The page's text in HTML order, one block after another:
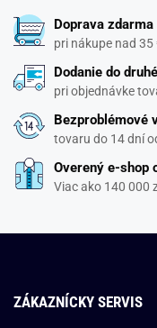
Doprava
pri nákupe nad 35
Dodanie do
pri objednávke
Bezproblémové
tovaru do 14 dní
Overený e-shop
Viac ako 140 000
ZÁKAZNÍCKY SERVIS